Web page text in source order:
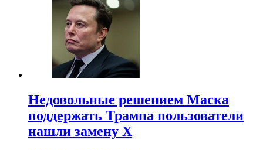
Недовольные решением Маска
поддержать Трампа пользователи
нашли замену X